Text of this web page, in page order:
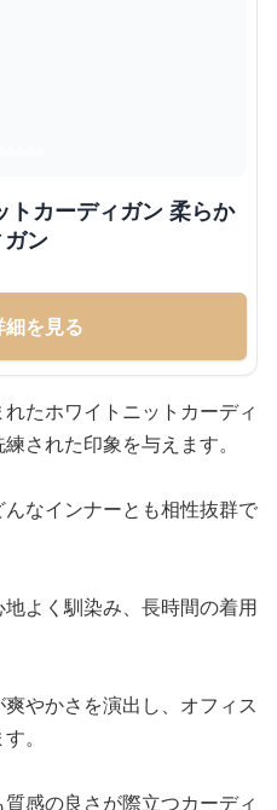
トカーディガン 柔らか
ン
を見る
たホワイトニットカーディ
された印象を与えます。
なインナーとも相性抜群で
よく馴染み、長時間の着用
やかさを演出し、オフィス
。
感の良さが際立つカーディ